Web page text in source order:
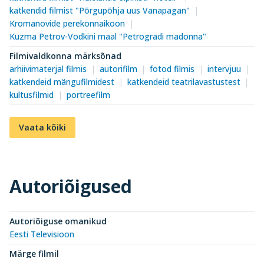
katkendid filmist "Põrgupõhja uus Vanapagan"
Kromanovide perekonnaikoon
Kuzma Petrov-Vodkini maal "Petrogradi madonna"
Filmivaldkonna märksõnad
arhiivimaterjal filmis
autorifilm fotod filmis
intervjuu
katkendeid mängufilmidest
katkendeid teatrilavastustest
kultusfilmid
portreefilm
Vaata kõiki
Autoriõigused
Autoriõiguse omanikud
Eesti Televisioon
Märge filmil